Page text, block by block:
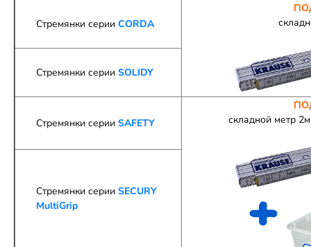
Стремянки серии CORDA
Стремянки серии SOLIDY
Стремянки серии SAFETY
складной метр
Стремянки серии SECURY
MultiGrip